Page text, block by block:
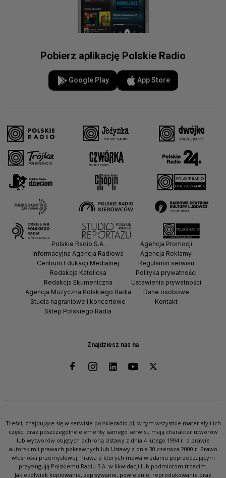
Pobierz aplikację Polskie Radio
Google Play App Store
Znajdziesz nas na
Polskie Radio S.A.
Informacyjna Agencja Radiowa
Centrum Edukacji Medialnej
Redakcja Katolicka
Redakcja Ekumeniczna
Agencja Muzyczna Polskiego Radia
Studia nagraniowe i koncertowe
Sklep Polskiego Radia
Agencja Promocji
Agencja Reklamy
Regulamin serwisu
Polityka prywatności
Ustawienia prywatności
Dane osobowe
Kontakt
Treści, znajdujące się w serwisie polskieradio.pl, w tym wszystkie materiały i ich
części oraz poszczególne elementy samego serwisu mają charakter utworów
lub wytworów objętych ochroną Ustawy z dnia 4 lutego 1994 r. o prawie
autorskim i prawach pokrewnych lub Ustawy z dnia 30 czerwca 2000 r. Prawo
własności przemysłowej. Prawa o których mowa w zdaniu poprzedzającym
przysługują Polskiemu Radiu S.A. w likwidacji lub podmiotom trzecim.
Jakiekolwiek kopiowanie, zapisywanie, powielanie, reprodukowanie oraz